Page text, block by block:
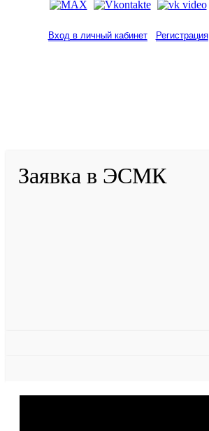
Вход в личный кабинет Регистрация
Заявка в ЭСМК